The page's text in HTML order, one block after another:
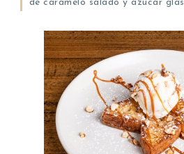
de caramelo salado y azúcar glas